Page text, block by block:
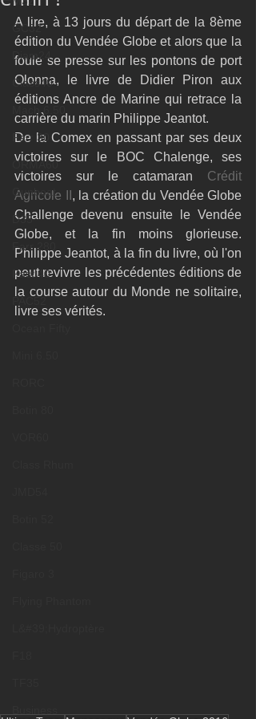
GC32
Diam24
Class40
Mach 6.50
Farr 30
ORMA60
Gunboat
D35
Farr 280
Fast 40
A lire, à 13 jours du départ de la 8ème
édition du Vendée Globe et alors que la
foule se presse sur les pontons de port
Olonna, le livre de Didier Piron aux
éditions Ancre de Marine qui retrace la
carrière du marin Philippe Jeantot.
De la Comex en passant par ses deux
victoires sur le BOC Chalenge, ses
victoires sur le catamaran Crédit
Agricole II , la création du Vendée Globe
Challenge devenu ensuite le Vendée
Globe, et la fin moins glorieuse.
Philippe Jeantot, à la fin du livre, où l'on
peut revivre les précédentes éditions de
la course autour du Monde ne solitaire,
livre ses vérités.